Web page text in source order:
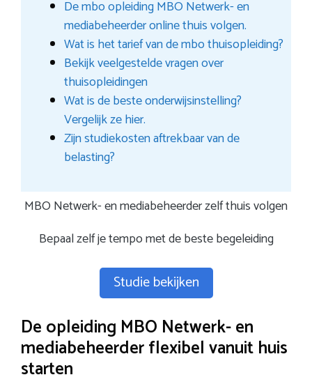
De mbo opleiding MBO Netwerk- en
mediabeheerder online thuis volgen.
Wat is het tarief van de mbo thuisopleiding?
Bekijk veelgestelde vragen over
thuisopleidingen
Wat is de beste onderwijsinstelling?
Vergelijk ze hier.
Zijn studiekosten aftrekbaar van de
belasting?
MBO Netwerk- en mediabeheerder zelf thuis volgen
Bepaal zelf je tempo met de beste begeleiding
Studie bekijken
De opleiding MBO Netwerk- en
mediabeheerder flexibel vanuit huis
starten